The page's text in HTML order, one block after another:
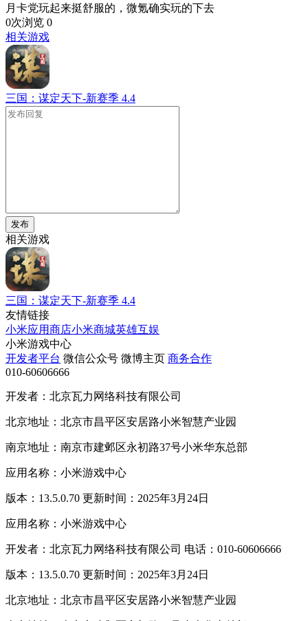
月卡党玩起来挺舒服的，微氪确实玩的下去
0次浏览 0
相关游戏
三国：谋定天下-新赛季 4.4
发布
相关游戏
三国：谋定天下-新赛季 4.4
友情链接
小米应用商店小米商城英雄互娱
小米游戏中心
开发者平台 微信公众号 微博主页 商务合作
010-60606666
开发者：北京瓦力网络科技有限公司
北京地址：北京市昌平区安居路小米智慧产业园
南京地址：南京市建邺区永初路37号小米华东总部
应用名称：小米游戏中心
版本：13.5.0.70 更新时间：2025年3月24日
应用名称：小米游戏中心
开发者：北京瓦力网络科技有限公司 电话：010-60606666
版本：13.5.0.70 更新时间：2025年3月24日
北京地址：北京市昌平区安居路小米智慧产业园